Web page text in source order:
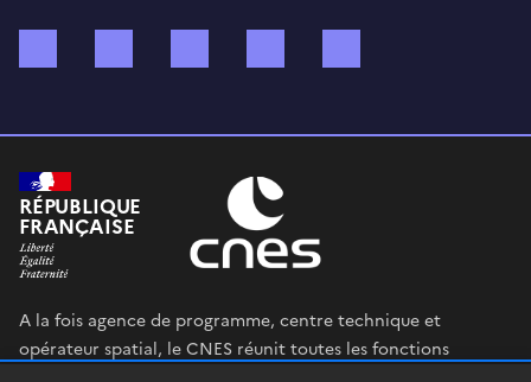
RÉPUBLIQUE
FRANÇAISE
A la fois agence de programme, centre technique et
opérateur spatial, le CNES réunit toutes les fonctions